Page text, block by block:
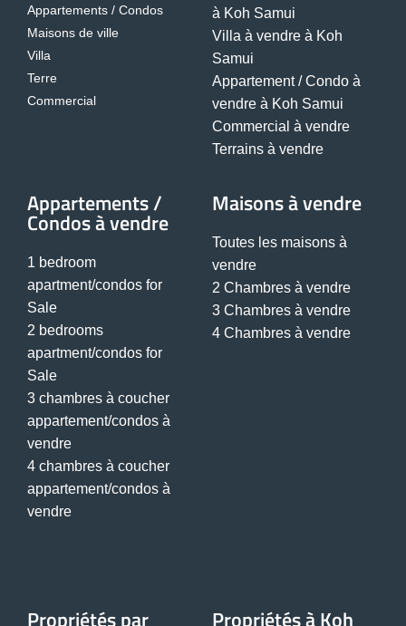
Appartements / Condos
Maisons de ville
Villa
Terre
Commercial
à Koh Samui
Villa à vendre à Koh
Samui
Appartement / Condo à
vendre à Koh Samui
Commercial à vendre
Terrains à vendre
Appartements /
Condos à vendre
1 bedroom
apartment/condos for
Sale
2 bedrooms
apartment/condos for
Sale
3 chambres à coucher
appartement/condos à
vendre
4 chambres à coucher
appartement/condos à
vendre
Maisons à vendre
Toutes les maisons à
vendre
2 Chambres à vendre
3 Chambres à vendre
4 Chambres à vendre